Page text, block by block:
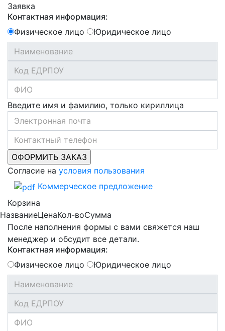
Заявка
Контактная информация:
Физическое лицо
Юридическое лицо
Введите имя и фамилию, только кириллица
Согласие на условия пользования
Коммерческое предложение
Корзина
НазваниеЦенаКол-воСумма
После наполнения формы с вами свяжется наш
менеджер и обсудит все детали.
Контактная информация:
Физическое лицо
Юридическое лицо